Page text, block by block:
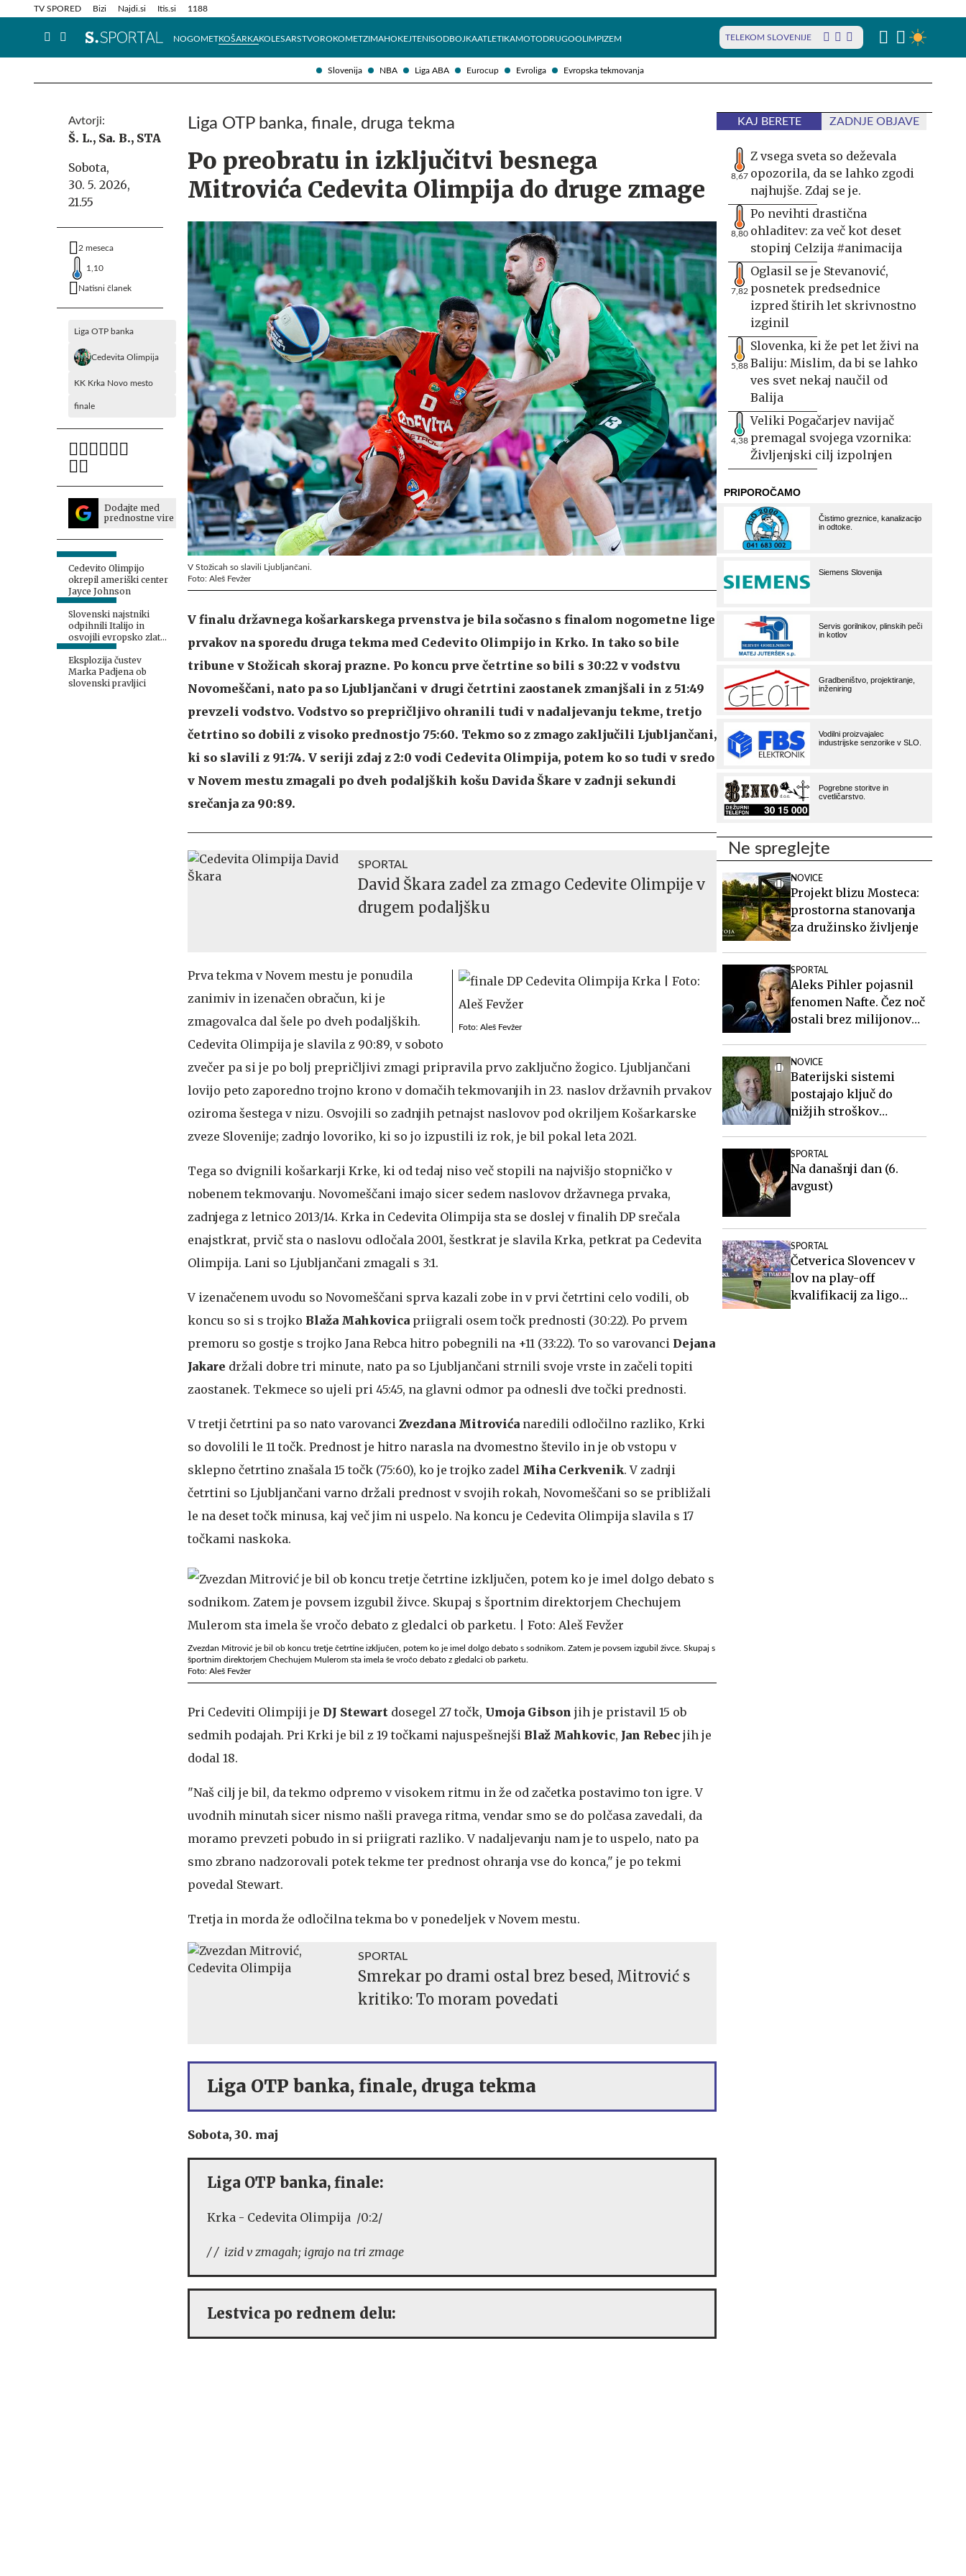
Slovenija NBA Liga ABA Eurocup Evroliga Evropska tekmovanja
TV SPORED Bizi Najdi.si Itis.si 1188
NOGOMETKOŠARKAKOLESARSTVOROKOMETZIMAHOKEJTENISODBOJKAATLETIKAMOTODRUGOOLIMPIZEM TELEKOM SLOVENIJE
Info in obvestila Tehnik
Avtorji:
Š. L., Sa. B., STA
Sobota,
30. 5. 2026,
21.55
2 meseca
1,10
Natisni članek
Liga OTP banka
Cedevita Olimpija
KK Krka Novo mesto
finale
Dodajte med
prednostne vire
Cedevito Olimpijo
okrepil ameriški center
Jayce Johnson
Slovenski najstniki
odpihnili Italijo in
osvojili evropsko zlato,
Joksimović MVP
Eksplozija čustev
Marka Padjena ob
slovenski pravljici
Liga OTP banka, finale, druga tekma
Po preobratu in izključitvi besnega
Mitrovića Cedevita Olimpija do druge zmage
V Stožicah so slavili Ljubljančani.
Foto: Aleš Fevžer
V finalu državnega košarkarskega prvenstva je bila sočasno s finalom nogometne lige
prvakov na sporedu druga tekma med Cedevito Olimpijo in Krko. In tako so bile
tribune v Stožicah skoraj prazne. Po koncu prve četrtine so bili s 30:22 v vodstvu
Novomeščani, nato pa so Ljubljančani v drugi četrtini zaostanek zmanjšali in z 51:49
prevzeli vodstvo. Vodstvo so prepričljivo ohranili tudi v nadaljevanju tekme, tretjo
četrtino so dobili z visoko prednostjo 75:60. Tekmo so z zmago zaključili Ljubljančani,
ki so slavili z 91:74. V seriji zdaj z 2:0 vodi Cedevita Olimpija, potem ko so tudi v sredo
v Novem mestu zmagali po dveh podaljških košu Davida Škare v zadnji sekundi
srečanja za 90:89.
SPORTAL
David Škara zadel za zmago Cedevite Olimpije v
drugem podaljšku
Foto: Aleš Fevžer
Prva tekma v Novem mestu je ponudila
zanimiv in izenačen obračun, ki je
zmagovalca dal šele po dveh podaljških.
Cedevita Olimpija je slavila z 90:89, v soboto
zvečer pa si je po bolj prepričljivi zmagi pripravila prvo zaključno žogico. Ljubljančani
lovijo peto zaporedno trojno krono v domačih tekmovanjih in 23. naslov državnih prvakov
oziroma šestega v nizu. Osvojili so zadnjih petnajst naslovov pod okriljem Košarkarske
zveze Slovenije; zadnjo lovoriko, ki so jo izpustili iz rok, je bil pokal leta 2021.
Tega so dvignili košarkarji Krke, ki od tedaj niso več stopili na najvišjo stopničko v
nobenem tekmovanju. Novomeščani imajo sicer sedem naslovov državnega prvaka,
zadnjega z letnico 2013/14. Krka in Cedevita Olimpija sta se doslej v finalih DP srečala
enajstkrat, prvič sta o naslovu odločala 2001, šestkrat je slavila Krka, petkrat pa Cedevita
Olimpija. Lani so Ljubljančani zmagali s 3:1.
V izenačenem uvodu so Novomeščani sprva kazali zobe in v prvi četrtini celo vodili, ob
koncu so si s trojko Blaža Mahkovica priigrali osem točk prednosti (30:22). Po prvem
premoru so gostje s trojko Jana Rebca hitro pobegnili na +11 (33:22). To so varovanci Dejana
Jakare držali dobre tri minute, nato pa so Ljubljančani strnili svoje vrste in začeli topiti
zaostanek. Tekmece so ujeli pri 45:45, na glavni odmor pa odnesli dve točki prednosti.
V tretji četrtini pa so nato varovanci Zvezdana Mitrovića naredili odločilno razliko, Krki
so dovolili le 11 točk. Prednost je hitro narasla na dvomestno število in je ob vstopu v
sklepno četrtino znašala 15 točk (75:60), ko je trojko zadel Miha Cerkvenik. V zadnji
četrtini so Ljubljančani varno držali prednost v svojih rokah, Novomeščani so se približali
le na deset točk minusa, kaj več jim ni uspelo. Na koncu je Cedevita Olimpija slavila s 17
točkami naskoka.
Zvezdan Mitrović je bil ob koncu tretje četrtine izključen, potem ko je imel dolgo debato s sodnikom. Zatem je povsem izgubil živce. Skupaj s
športnim direktorjem Chechujem Mulerom sta imela še vročo debato z gledalci ob parketu.
Foto: Aleš Fevžer
Pri Cedeviti Olimpiji je DJ Stewart dosegel 27 točk, Umoja Gibson jih je pristavil 15 ob
sedmih podajah. Pri Krki je bil z 19 točkami najuspešnejši Blaž Mahkovic, Jan Rebec jih je
dodal 18.
"Naš cilj je bil, da tekmo odpremo v visokem ritmu in že od začetka postavimo ton igre. V
uvodnih minutah sicer nismo našli pravega ritma, vendar smo se do polčasa zavedali, da
moramo prevzeti pobudo in si priigrati razliko. V nadaljevanju nam je to uspelo, nato pa
smo zbrano nadzorovali potek tekme ter prednost ohranja vse do konca," je po tekmi
povedal Stewart.
Tretja in morda že odločilna tekma bo v ponedeljek v Novem mestu.
SPORTAL
Smrekar po drami ostal brez besed, Mitrović s
kritiko: To moram povedati
Liga OTP banka, finale, druga tekma
Sobota, 30. maj
Liga OTP banka, finale:
Krka - Cedevita Olimpija /0:2/
/ / izid v zmagah; igrajo na tri zmage
Lestvica po rednem delu:
KAJ BERETE ZADNJE OBJAVE
8,67
Z vsega sveta so deževala
opozorila, da se lahko zgodi
najhujše. Zdaj se je.
8,80
Po nevihti drastična
ohladitev: za več kot deset
stopinj Celzija #animacija
7,82
Oglasil se je Stevanović,
posnetek predsednice
izpred štirih let skrivnostno
izginil
5,88
Slovenka, ki že pet let živi na
Baliju: Mislim, da bi se lahko
ves svet nekaj naučil od
Balija
4,38
Veliki Pogačarjev navijač
premagal svojega vzornika:
Življenjski cilj izpolnjen
Ne spreglejte
NOVICE
Projekt blizu Mosteca:
prostorna stanovanja
za družinsko življenje
SPORTAL
Aleks Pihler pojasnil
fenomen Nafte. Čez noč
ostali brez milijonov
NOVICE
Baterijski sistemi
postajajo ključ do
nižjih stroškov
SPORTAL
Na današnji dan (6.
avgust)
SPORTAL
Četverica Slovencev v
lov na play-off
kvalifikacij za ligo